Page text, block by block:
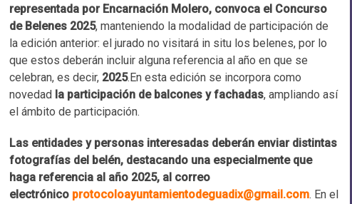
representada por Encarnación Molero, convoca el Concurso
de Belenes 2025, manteniendo la modalidad de participación de
la edición anterior: el jurado no visitará in situ los belenes, por lo
que estos deberán incluir alguna referencia al año en que se
celebran, es decir, 2025.En esta edición se incorpora como
novedad la participación de balcones y fachadas, ampliando así
el ámbito de participación.
Las entidades y personas interesadas deberán enviar distintas
fotografías del belén, destacando una especialmente que
haga referencia al año 2025, al correo
electrónico protocoloayuntamientodeguadix@gmail.com. En el